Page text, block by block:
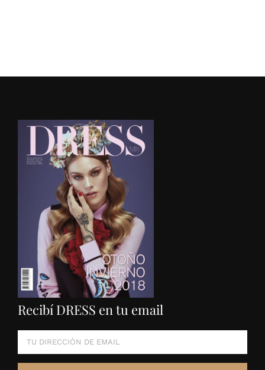
Recibí DRESS en tu email